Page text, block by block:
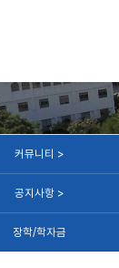
커뮤니티 >
공지사항 >
장학/학자금